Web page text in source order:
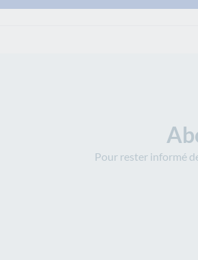
Pour rester informé